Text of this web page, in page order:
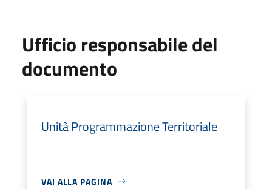
Ufficio responsabile del
documento
Unità Programmazione Territoriale
VAI ALLA PAGINA